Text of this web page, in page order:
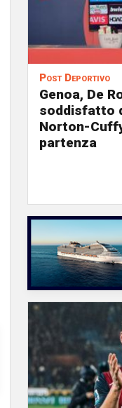
Post Deportivo
Genoa, De
soddisfatto
Norton-
partenza